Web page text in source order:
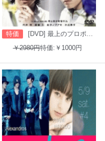
特価
[DVD] 最上のプロポーズ
￥2980円特価:￥1000円